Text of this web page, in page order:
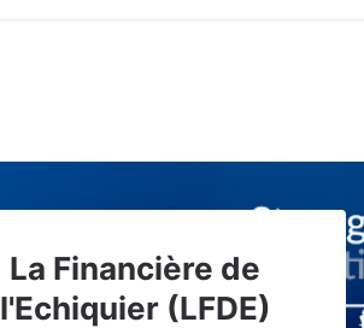
La Financière de
l'Echiquier (LFDE)